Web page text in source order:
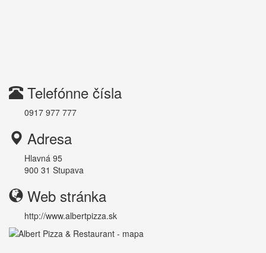
Telefónne čísla
0917 977 777
Adresa
Hlavná 95
900 31 Stupava
Web stránka
http://www.albertpizza.sk